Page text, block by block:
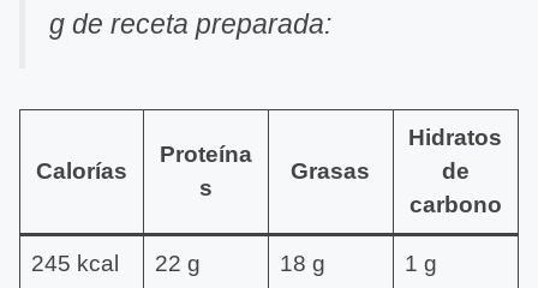
g de receta preparada:
Calorías
Proteína
s
Grasas
Hidratos
de
carbono
245 kcal 22 g 18 g 1 g